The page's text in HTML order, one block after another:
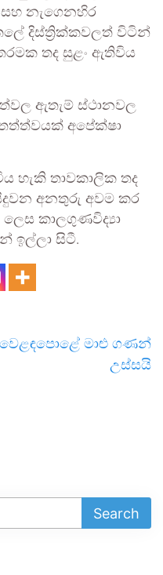
නැගෙනහිර
දිස්ත්‍රික්කවලත් විටින්
තද සුළං ඇතිවිය
ඇතැම් ස්ථානවල
අපේක්ෂා
හැකි තාවකාලික තද
අනතුරු අවම කර
කාලගුණවිද්‍යා
ඉල්ලා සිටී.
වෙළඳපොළේ මාළු ගණන්
උස්සයි